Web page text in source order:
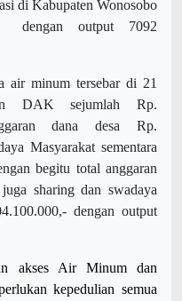
di Kabupaten Wonosobo
dengan output 7092
air minum tersebar di 21
DAK sejumlah Rp.
dana desa Rp.
Masyarakat sementara
begitu total anggaran
sharing dan swadaya
dengan output
akses Air Minum dan
kepedulian semua